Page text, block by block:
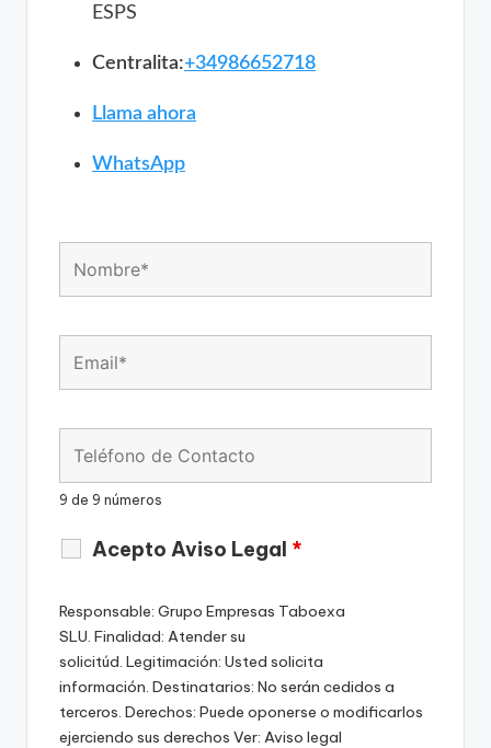
ESPS
Centralita:+34986652718
Llama ahora
WhatsApp
9 de 9 números
Acepto Aviso Legal *
Responsable: Grupo Empresas Taboexa
SLU. Finalidad: Atender su
solicitúd. Legitimación: Usted solicita
información. Destinatarios: No serán cedidos a
terceros. Derechos: Puede oponerse o modificarlos
ejerciendo sus derechos Ver: Aviso legal